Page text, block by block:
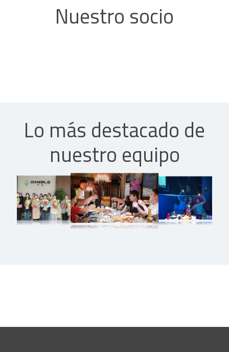
Nuestro socio
Lo más destacado de
nuestro equipo